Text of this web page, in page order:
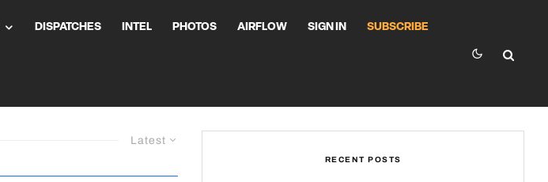
DISPATCHES INTEL PHOTOS AIRFLOW SIGN IN SUBSCRIBE
Latest
RECENT POSTS